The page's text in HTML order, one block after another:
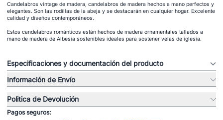
Candelabros vintage de madera, candelabros de madera hechos a mano perfectos y
elegantes. Son las rodillas de la abeja y se destacarán en cualquier hogar. Excelente
calidad y diseños contemporáneos.
Estos candelabros románticos están hechos de madera ornamentales tallados a
mano de madera de Albesia sostenibles ideales para sostener velas de iglesia.
Especificaciones y documentación del producto
Información de Envío
Politica de Devolución
Pagos seguros: